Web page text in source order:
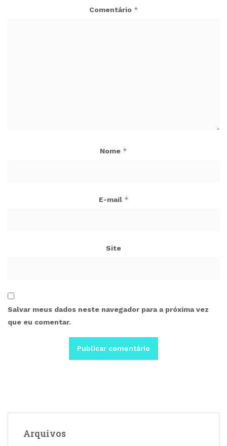
Comentário *
Nome *
E-mail *
Site
Salvar meus dados neste navegador para a próxima vez
que eu comentar.
Arquivos